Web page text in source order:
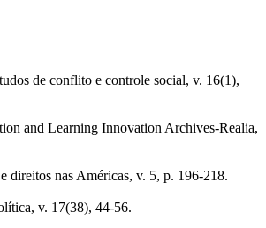
de conflito e controle social, v. 16(1),
and Learning Innovation Archives-Realia,
direitos nas Américas, v. 5, p. 196-218.
v. 17(38), 44-56.